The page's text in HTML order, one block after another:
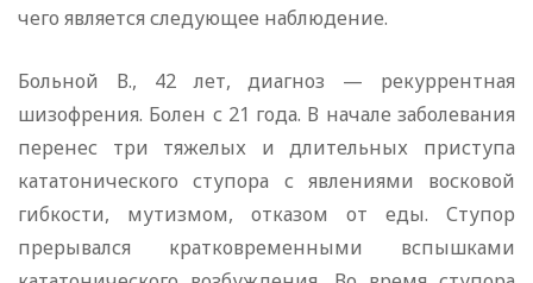
чего является следующее наблюдение.
Больной В., 42 лет, диагноз — рекуррентная
шизофрения. Болен с 21 года. В начале заболевания
перенес три тяжелых и длительных приступа
кататонического ступора с явлениями восковой
гибкости, мутизмом, отказом от еды. Ступор
прерывался кратковременными вспышками